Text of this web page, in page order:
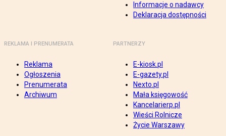
Informacje o nadawcy
Deklaracja dostępności
REKLAMA I PRENUMERATA
Reklama
Ogłoszenia
Prenumerata
Archiwum
PARTNERZY
E-kiosk.pl
E-gazety.pl
Nexto.pl
Mała księgowość
Kancelarierp.pl
Wieści Rolnicze
Życie Warszawy